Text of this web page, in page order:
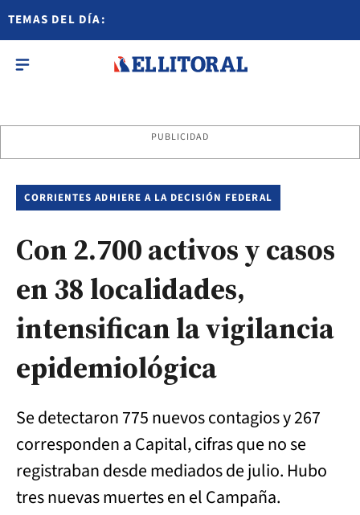
TEMAS DEL DÍA:
PUBLICIDAD
CORRIENTES ADHIERE A LA DECISIÓN FEDERAL
Con 2.700 activos y casos
en 38 localidades,
intensifican la vigilancia
epidemiológica
Se detectaron 775 nuevos contagios y 267
corresponden a Capital, cifras que no se
registraban desde mediados de julio. Hubo
tres nuevas muertes en el Campaña.